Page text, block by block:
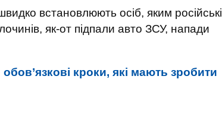
встановлюють осіб, яким російські
як-от підпали авто ЗСУ, напади
кроки, які мають зробити